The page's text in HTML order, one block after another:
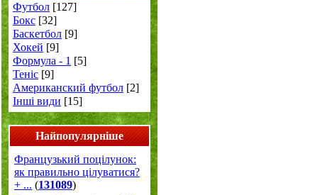
Футбол [127]
Бокс [32]
Баскетбол [9]
Хокей [9]
Формула - 1 [5]
Теніс [9]
Американский футбол [2]
Інші види [15]
Найпопулярніше
Французький поцілунок:
як правильно цілуватися?
+ ... (131089)